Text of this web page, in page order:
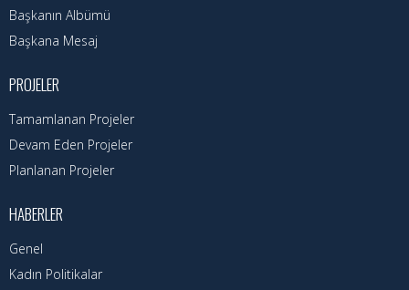
Başkanın Albümü
Başkana Mesaj
PROJELER
Tamamlanan Projeler
Devam Eden Projeler
Planlanan Projeler
HABERLER
Genel
Kadın Politikalar